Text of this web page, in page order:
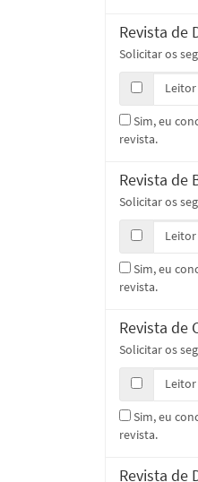
Revista de
Solicitar os
Leitor
Sim, eu
revista.
Revista de
Solicitar os
Leitor
Sim, eu
revista.
Revista de
Solicitar os
Leitor
Sim, eu
revista.
Revista de